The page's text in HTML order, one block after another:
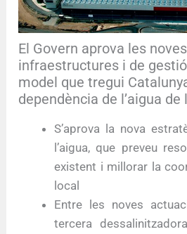
El Govern aprova les
infraestructures i de
model que tregui
dependència de l’aigua de
S’aprova la nova
l’aigua, que preveu
existent i millorar la
local
Entre les noves
tercera